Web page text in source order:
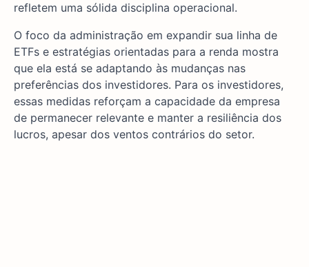
refletem uma sólida disciplina operacional.
O foco da administração em expandir sua linha de
ETFs e estratégias orientadas para a renda mostra
que ela está se adaptando às mudanças nas
preferências dos investidores. Para os investidores,
essas medidas reforçam a capacidade da empresa
de permanecer relevante e manter a resiliência dos
lucros, apesar dos ventos contrários do setor.